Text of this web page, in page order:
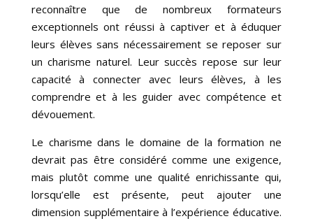
reconnaître que de nombreux formateurs
exceptionnels ont réussi à captiver et à éduquer
leurs élèves sans nécessairement se reposer sur
un charisme naturel. Leur succès repose sur leur
capacité à connecter avec leurs élèves, à les
comprendre et à les guider avec compétence et
dévouement.
Le charisme dans le domaine de la formation ne
devrait pas être considéré comme une exigence,
mais plutôt comme une qualité enrichissante qui,
lorsqu’elle est présente, peut ajouter une
dimension supplémentaire à l’expérience éducative.